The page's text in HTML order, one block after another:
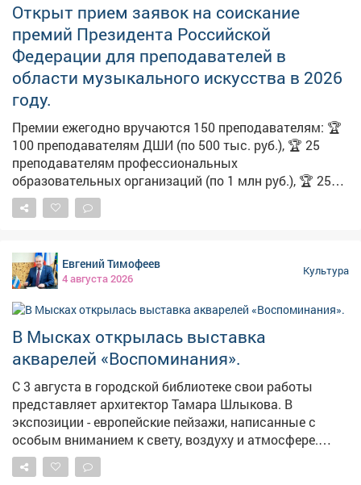
Открыт прием заявок на соискание
премий Президента Российской
Федерации для преподавателей в
области музыкального искусства в 2026
году.
Премии ежегодно вручаются 150 преподавателям: 🏆
100 преподавателям ДШИ (по 500 тыс. руб.), 🏆 25
преподавателям профессиональных
образовательных организаций (по 1 млн руб.), 🏆 25
преподавателям организаций высшего образования
(по 1 млн руб.). Основными критериями отбора
методик, ✅ наличие учеников, демонстрирующих
высокие результаты обучения, ✅ наличие опыта
участия соискателя в творческих мероприятиях. ❗На
соискание премий преподавателей выдвигают
основным местом их работы. 🔔 Срок подачи
документов на соискателей - до 20 августа. ✍
и соискателей, ссылка на регистрацию - на
Федеральном портале художественного образования
Артцентр.рус 👉 rfartcenter.ru/musawards/
#премиипреподавателям
Евгений Тимофеев
4 августа 2026
Культура
В Мысках открылась выставка
акварелей «Воспоминания».
С 3 августа в городской библиотеке свои работы
представляет архитектор Тамара Шлыкова. В
экспозиции - европейские пейзажи, написанные с
особым вниманием к свету, воздуху и атмосфере.
Йорк, Эдинбург, Прага, Венеция, Флоренция. Выставка
будет работать по обычному графику библиотеки.